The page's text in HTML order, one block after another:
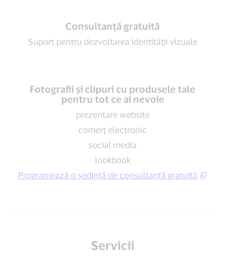
Consultanță gratuită
Suport pentru dezvoltarea identității vizuale
Fotografii și clipuri cu produsele tale
pentru tot ce ai nevoie
prezentare website
comerț electronic
social media
lookbook
Programează o ședință de consultanță gratuită
Servicii